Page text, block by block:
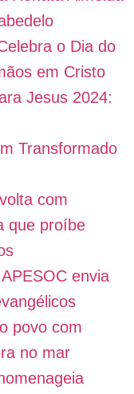
o Dia do
em Cristo
Jesus 2024:
Transformado
com
que proíbe
envia
povo com
no mar